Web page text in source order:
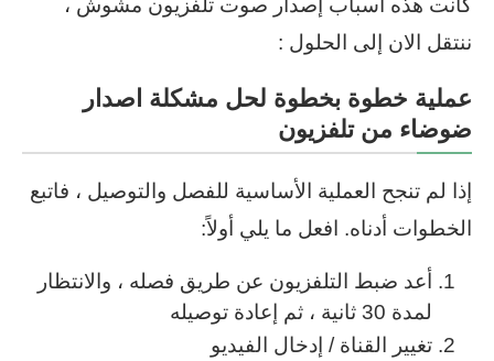
كانت هذه اسباب إصدار صوت تلفزيون مشوش ،
ننتقل الان إلى الحلول :
عملية خطوة بخطوة لحل مشكلة اصدار
ضوضاء من تلفزيون
إذا لم تنجح العملية الأساسية للفصل والتوصيل ، فاتبع
الخطوات أدناه. افعل ما يلي أولاً:
أعد ضبط التلفزيون عن طريق فصله ، والانتظار
لمدة 30 ثانية ، ثم إعادة توصيله
تغيير القناة / إدخال الفيديو